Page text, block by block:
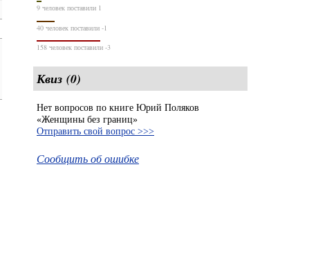
9 человек поставили 1
40 человек поставили -1
158 человек поставили -3
Квиз (0)
Нет вопросов по книге Юрий Поляков
«Женщины без границ»
Отправить свой вопрос >>>
Сообщить об ошибке